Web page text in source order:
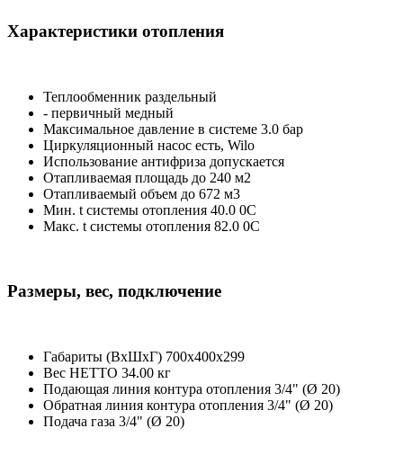
Характеристики отопления
Теплообменник раздельный
- первичный медный
Максимальное давление в системе 3.0 бар
Циркуляционный насос есть, Wilo
Использование антифриза допускается
Отапливаемая площадь до 240 м2
Отапливаемый объем до 672 м3
Мин. t системы отопления 40.0 0C
Макс. t системы отопления 82.0 0C
Размеры, вес, подключение
Габариты (ВхШхГ) 700x400x299
Вес НЕТТО 34.00 кг
Подающая линия контура отопления 3/4" (Ø 20)
Обратная линия контура отопления 3/4" (Ø 20)
Подача газа 3/4" (Ø 20)